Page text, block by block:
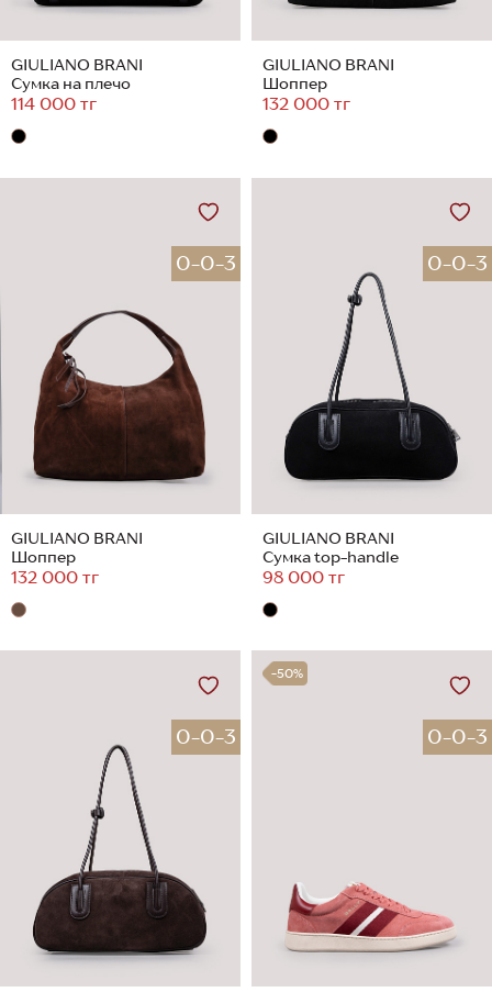
GIULIANO BRANI
Сумка на плечо
114 000 тг
GIULIANO BRANI
Шоппер
132 000 тг
0-0-3
GIULIANO BRANI
Шоппер
132 000 тг
0-0-3
GIULIANO BRANI
Сумка top-handle
98 000 тг
0-0-3
-50%
0-0-3